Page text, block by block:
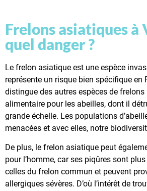
Frelons asiatiques à
quel danger ?
Le frelon asiatique est une espèce
représente un risque bien spécifique en
distingue des autres espèces de frelons
alimentaire pour les abeilles, dont il
grande échelle. Les populations
menacées et avec elles, notre
De plus, le frelon asiatique peut
pour l’homme, car ses piqûres sont
celles du frelon commun et peuvent
allergiques sévères. D’où l’intérêt de